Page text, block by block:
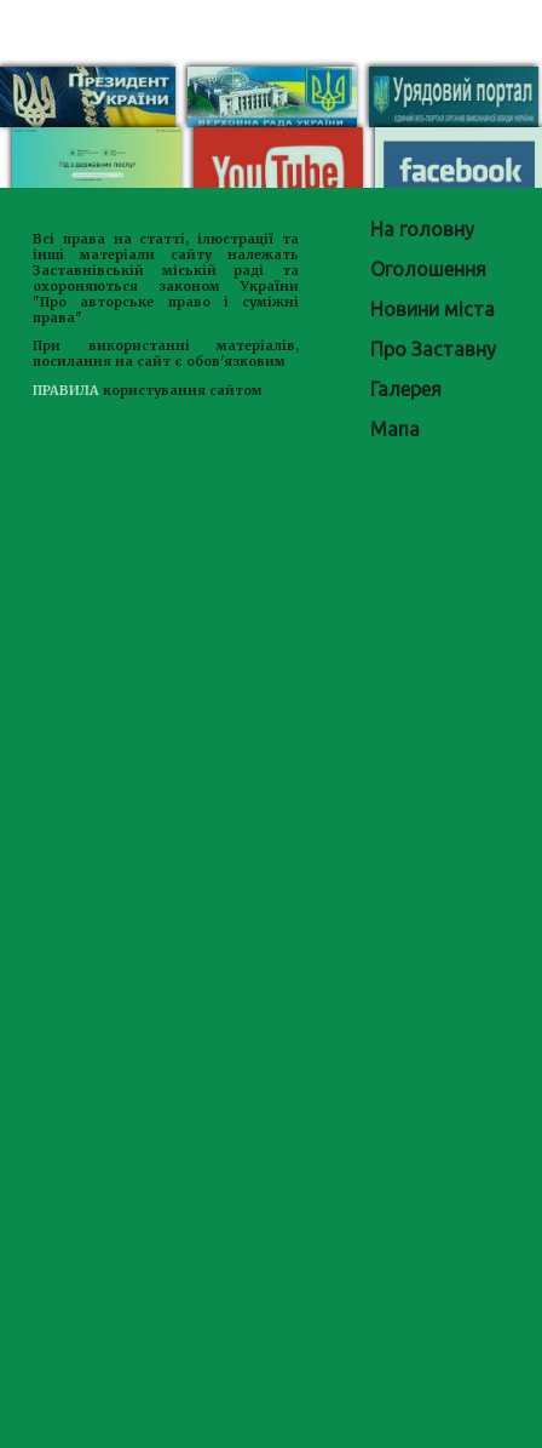
Всі права на статті, ілюстрації та
інші матеріали сайту належать
Заставнівській міській раді та
охороняються законом України
"Про авторське право і суміжні
права"
При використанні матеріалів,
посилання на сайт є обов'язковим
ПРАВИЛА користування сайтом
На головну
Оголошення
Новини міста
Про Заставну
Галерея
Мапа